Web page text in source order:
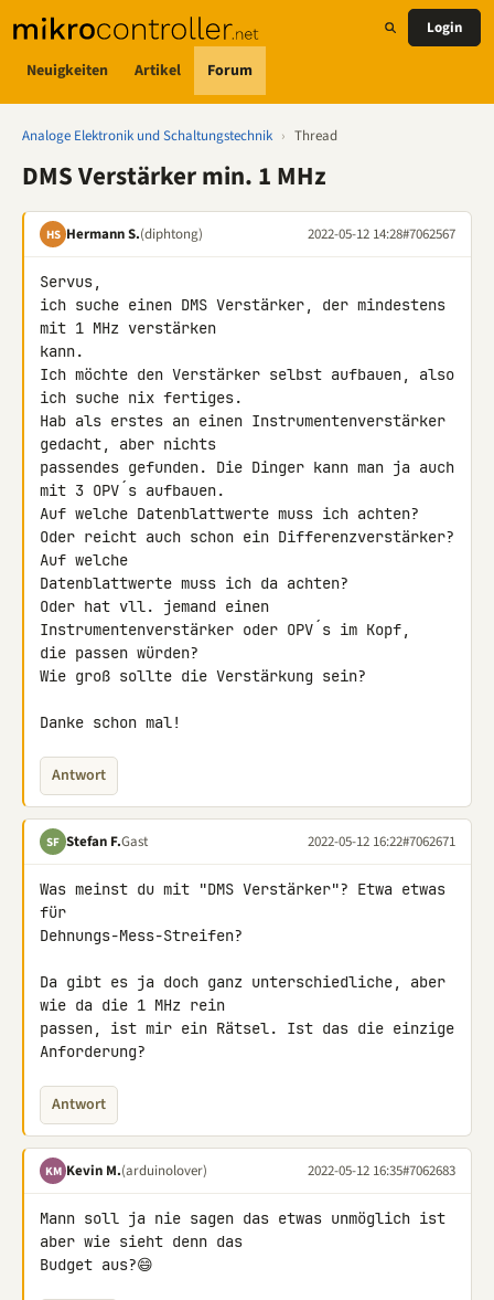
Neuigkeiten Artikel Forum
Login
Analoge Elektronik und Schaltungstechnik › Thread
DMS Verstärker min. 1 MHz
HS Hermann S.(diphtong) 2022-05-12 14:28#7062567
Servus,
ich suche einen DMS Verstärker, der mindestens
mit 1 MHz verstärken
kann.
Ich möchte den Verstärker selbst aufbauen, also
ich suche nix fertiges.
Hab als erstes an einen Instrumentenverstärker
gedacht, aber nichts
passendes gefunden. Die Dinger kann man ja auch
mit 3 OPV´s aufbauen.
Auf welche Datenblattwerte muss ich achten?
Oder reicht auch schon ein Differenzverstärker?
Auf welche
Datenblattwerte muss ich da achten?
Oder hat vll. jemand einen
Instrumentenverstärker oder OPV´s im Kopf,
die passen würden?
Wie groß sollte die Verstärkung sein?
Danke schon mal!
Antwort
SF Stefan F.Gast 2022-05-12 16:22#7062671
Was meinst du mit "DMS Verstärker"? Etwa etwas
für
Dehnungs-Mess-Streifen?
Da gibt es ja doch ganz unterschiedliche, aber
wie da die 1 MHz rein
passen, ist mir ein Rätsel. Ist das die einzige
Anforderung?
Antwort
KM Kevin M.(arduinolover) 2022-05-12 16:35#7062683
Mann soll ja nie sagen das etwas unmöglich ist
aber wie sieht denn das
Budget aus?😄